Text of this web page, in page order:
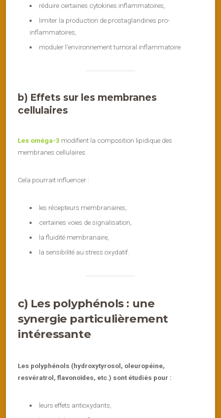
réduire certaines cytokines inflammatoires,
limiter la production de prostaglandines pro-
inflammatoires,
moduler l’environnement tumoral inflammatoire.
b) Effets sur les membranes
cellulaires
Les oméga-3 modifient la composition lipidique des
membranes cellulaires.
Cela pourrait influencer :
les récepteurs membranaires,
certaines voies de signalisation,
la fluidité membranaire,
la sensibilité au stress oxydatif.
c) Les polyphénols : une
synergie particulièrement
intéressante
Les polyphénols (hydroxytyrosol, oleuropéine,
resvératrol, flavonoïdes, etc.) sont étudiés pour :
leurs effets antioxydants,